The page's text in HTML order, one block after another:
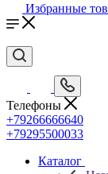
Избранные
Телефоны
+79266666640
+79295500033
Каталог